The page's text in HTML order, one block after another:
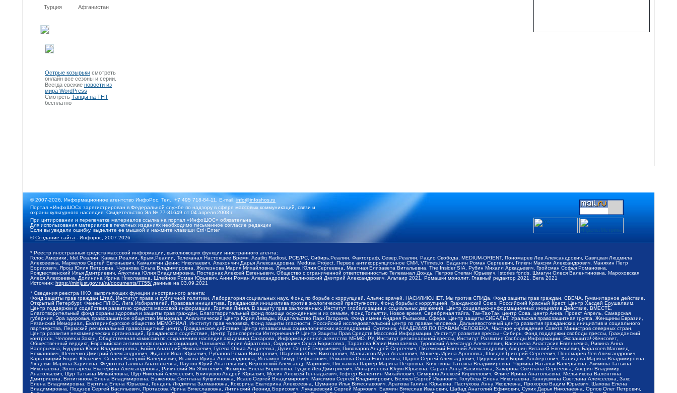
Турция Афганистан
Острые козырьки смотреть
онлайн все сезоны и серии.
Всегда свежие новости из
мира WordPress
Смотреть Танцы на ТНТ
бесплатно
© 2007-2026, Информационное агентство ИнфоРос. Тел.: +7 495 718-84-11, E-mail:info@infoshos.ru
Портал «ИнфоШОС» зарегистрирован в Федеральной службе по надзору в сфере массовых коммуникаций, связи и
охраны культурного наследия. Свидетельство Эл № 77-31649 от 04 апреля 2008 г.
При цитировании и перепечатке материалов ссылка на портал «ИнфоШОС» обязательна.
Для использования материалов в печатных изданиях необходимо письменное согласие редакции
Если вы увидели ошибку, выделите ее мышкой и нажмите клавиши Ctrl+Enter
©Создание сайта - Инфорос, 2007-2026
* Реестр иностранных средств массовой информации, выполняющих функции иностранного агента:
Голос Америки, Idel.Реалии, Кавказ.Реалии, Крым.Реалии, Телеканал Настоящее Время, Azatliq Radiosi, PCE/PC, Сибирь.Реалии, Фактограф, Север.Реалии, Радио Свобода, MEDIUM-ORIENT, Пономарев Лев Александрович, Савицкая Людмила
Алексеевна, Маркелов Сергей Евгеньевич, Камалягин Денис Николаевич, Апахончич Дарья Александровна, Medusa Project, Первое антикоррупционное СМИ, VTimes.io, Баданин Роман Сергеевич, Гликин Максим Александрович, Маняхин Петр
Борисович, Ярош Юлия Петровна, Чуракова Ольга Владимировна, Железнова Мария Михайловна, Лукьянова Юлия Сергеевна, Маетная Елизавета Витальевна, The Insider SIA, Рубин Михаил Аркадьевич, Гройсман Софья Романовна,
Рождественский Илья Дмитриевич, Апухтина Юлия Владимировна, Постернак Алексей Евгеньевич, Общество с ограниченной ответственностью Телеканал Дождь, Петров Степан Юрьевич, Istories fonds, Шмагун Олеся Валентиновна, Мароховская
Алеся Алексеевна, Долинина Ирина Николаевна, Шлейнов Роман Юрьевич, Анин Роман Александрович, Великовский Дмитрий Александрович, Альтаир 2021, Ромашки монолит, Главный редактор 2021, Вега 2021
Источник: https://minjust.gov.ru/ru/documents/7755/ данные на 03.09.2021
* Сведения реестра НКО, выполняющих функции иностранного агента:
Фонд защиты прав граждан Штаб, Институт права и публичной политики, Лаборатория социальных наук, Фонд по борьбе с коррупцией, Альянс врачей, НАСИЛИЮ.НЕТ, Мы против СПИДа, Фонд защиты прав граждан, СВЕЧА, Гуманитарное действие,
Открытый Петербург, Феникс ПЛЮС, Лига Избирателей, Правовая инициатива, Гражданская инициатива против экологической преступности, Фонд борьбы с коррупцией, Гражданский Союз, Российский Красный Крест, Центр Хасдей Ерушалаим,
Центр поддержки и содействия развитию средств массовой информации, Горячая Линия, В защиту прав заключенных, Институт глобализации и социальных движений, Центр социально-информационных инициатив Действие, ВМЕСТЕ,
Благотворительный фонд охраны здоровья и защиты прав граждан, Благотворительный фонд помощи осужденным и их семьям, Фонд Тольятти, Новое время, Серебряная тайга, Так-Так-Так, центр Сова, центр Анна, Проект Апрель, Самарская
губерния, Эра здоровья, правозащитное общество Мемориал, Аналитический Центр Юрия Левады, Издательство Парк Гагарина, Фонд имени Андрея Рылькова, Сфера, Центр защиты СИБАЛЬТ, Уральская правозащитная группа, Женщины Евразии,
Рязанский Мемориал, Екатеринбургское общество МЕМОРИАЛ, Институт прав человека, Фонд защиты гласности, Российский исследовательский центр по правам человека, Дальневосточный центр развития гражданских инициатив и социального
партнерства, Пермский региональный правозащитный центр, Гражданское действие, Центр независимых социологических исследований, Сутяжник, АКАДЕМИЯ ПО ПРАВАМ ЧЕЛОВЕКА, Частное учреждение Совета Министров северных стран,
Центр развития некоммерческих организаций, Гражданское содействие, Центр Трансперенси Интернешнл-Р, Центр Защиты Прав Средств Массовой Информации, Институт развития прессы - Сибирь, Фонд поддержки свободы прессы, Гражданский
контроль, Человек и Закон, Общественная комиссия по сохранению наследия академика Сахарова, Информационное агентство МЕМО. РУ, Институт региональной прессы, Институт Развития Свободы Информации, Экозащита!-Женсовет,
Общественный вердикт, Евразийская антимонопольная ассоциация, Чанышева Лилия Айратовна, Сидорович Ольга Борисовна, Таранова Юлия Николаевна, Туровский Александр Алексеевич, Васильева Анастасия Евгеньевна, Ривина Анна
Валерьевна, Бурдина Юлия Владимировна, Бойко Анатолий Николаевич, Гусева Ольга Андреевна, Дугин Сергей Георгиевич, Пивоваров Андрей Сергеевич, Писемский Евгений Александрович, Аверин Виталий Евгеньевич, Барахоев Магомед
Бекханович, Шевченко Дмитрий Александрович, Жданов Иван Юрьевич, Рубанов Роман Викторович, Шарипков Олег Викторович, Мальсагов Муса Асланович, Мошель Ирина Ароновна, Шведов Григорий Сергеевич, Пономарев Лев Александрович,
Каргалицкий Борис Юльевич, Созаев Валерий Валерьевич, Исакова Ирина Александровна, Исламов Тимур Рифгатович, Романова Ольга Евгеньевна, Щаров Сергей Алексадрович, Цирульников Борис Альбертович, Халидова Марина Владимировна,
Людевиг Марина Зариевна, Федотова Галина Анатольевна, Паутов Юрий Анатольевич, Верховский Александр Маркович, Пислакова-Паркер Марина Петровна, Кочеткова Татьяна Владимировна, Чуркина Наталья Валерьевна, Акимова Татьяна
Николаевна, Золотарева Екатерина Александровна, Рачинский Ян Збигневич, Жемкова Елена Борисовна, Гудков Лев Дмитриевич, Илларионова Юлия Юрьевна, Саранг Анна Васильевна, Захарова Светлана Сергеевна, Аверин Владимир
Анатольевич, Щур Татьяна Михайловна, Щур Николай Алексеевич, Блинушов Андрей Юрьевич, Мосин Алексей Геннадьевич, Гефтер Валентин Михайлович, Симонов Алексей Кириллович, Флиге Ирина Анатольевна, Мельникова Валентина
Дмитриевна, Вититинова Елена Владимировна, Баженова Светлана Куприяновна, Исаев Сергей Владимирович, Максимов Сергей Владимирович, Беляев Сергей Иванович, Голубева Елена Николаевна, Ганнушкина Светлана Алексеевна, Закс
Елена Владимировна, Буртина Елена Юрьевна, Гендель Людмила Залмановна, Кокорина Екатерина Алексеевна, Шуманов Илья Вячеславович, Арапова Галина Юрьевна, Пастухова Анна Яковлевна, Прохоров Вадим Юрьевич, Шахова Елена
Владимировна, Подузов Сергей Васильевич, Протасова Ирина Вячеславовна, Литинский Леонид Борисович, Лукашевский Сергей Маркович, Бахмин Вячеслав Иванович, Шабад Анатолий Ефимович, Сухих Дарья Николаевна, Орлов Олег Петрович,